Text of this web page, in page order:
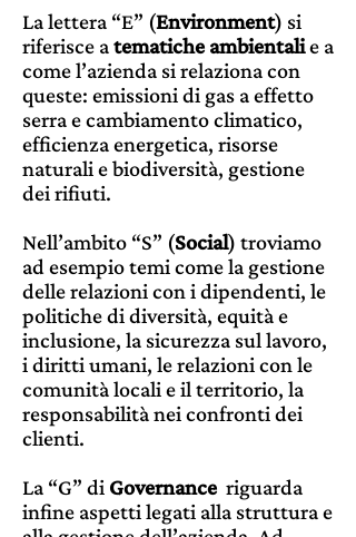
La lettera “E” (Environment) si
riferisce atematiche ambientalie a
come l’azienda si relaziona con
queste: emissioni di gas a effetto
serra e cambiamento climatico,
efficienza energetica, risorse
naturali e biodiversità, gestione
dei rifiuti.
Nell’ambito “S” (Social) troviamo
ad esempio temi come la gestione
delle relazioni con i dipendenti, le
politiche di diversità, equità e
inclusione, la sicurezza sul lavoro,
i diritti umani, le relazioni con le
comunità locali e il territorio, la
responsabilità nei confronti dei
clienti.
La “G” di Governance riguarda
infine aspetti legati alla struttura e